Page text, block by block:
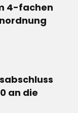
4-fachen
an die